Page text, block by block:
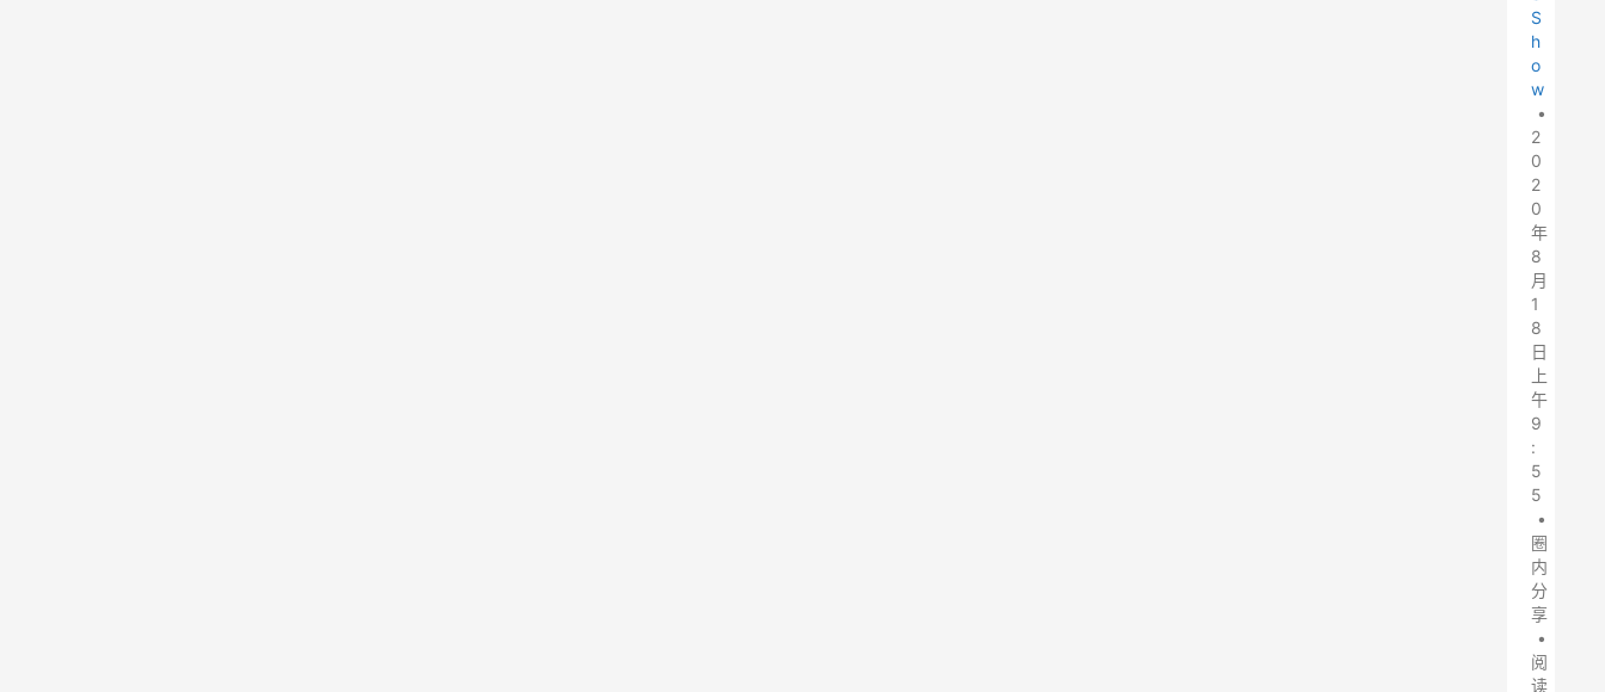
S
h
o
w
•
2
0
2
0
年
8
月
1
8
日
上
午
9
:
5
5
•
圈
内
分
享
•
阅
读